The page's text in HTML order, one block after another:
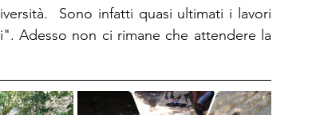
Sono infatti quasi ultimati i lavori
Adesso non ci rimane che attendere la